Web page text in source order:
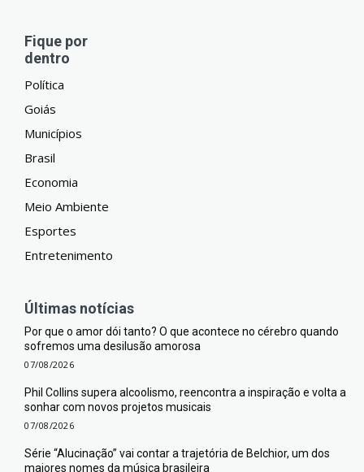
Fique por
dentro
Política
Goiás
Municípios
Brasil
Economia
Meio Ambiente
Esportes
Entretenimento
Últimas notícias
Por que o amor dói tanto? O que acontece no cérebro quando
sofremos uma desilusão amorosa
07/08/2026
Phil Collins supera alcoolismo, reencontra a inspiração e volta a
sonhar com novos projetos musicais
07/08/2026
Série “Alucinação” vai contar a trajetória de Belchior, um dos
maiores nomes da música brasileira